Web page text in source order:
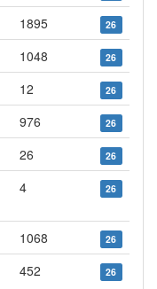
1895 26
1048 26
12 26
976 26
26 26
4 26
1068 26
452 26